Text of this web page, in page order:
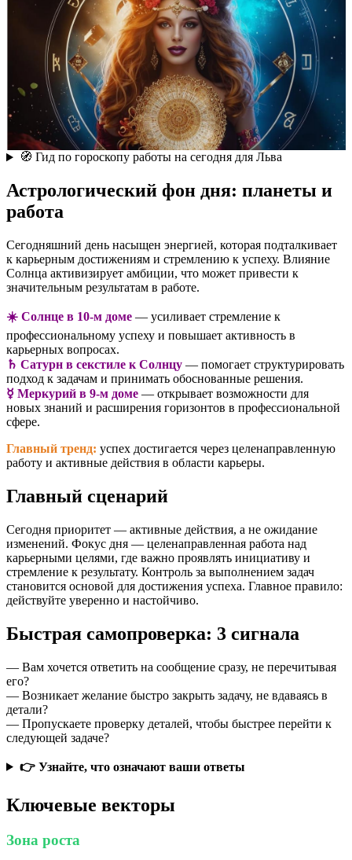
🧭 Гид по гороскопу работы на сегодня для Льва
Астрологический фон дня: планеты и
работа
Сегодняшний день насыщен энергией, которая подталкивает
к карьерным достижениям и стремлению к успеху. Влияние
Солнца активизирует амбиции, что может привести к
значительным результатам в работе.
☀️ Солнце в 10-м доме — усиливает стремление к
профессиональному успеху и повышает активность в
карьерных вопросах.
♄ Сатурн в секстиле к Солнцу — помогает структурировать
подход к задачам и принимать обоснованные решения.
☿️ Меркурий в 9-м доме — открывает возможности для
новых знаний и расширения горизонтов в профессиональной
сфере.
Главный тренд: успех достигается через целенаправленную
работу и активные действия в области карьеры.
Главный сценарий
Сегодня приоритет — активные действия, а не ожидание
изменений. Фокус дня — целенаправленная работа над
карьерными целями, где важно проявлять инициативу и
стремление к результату. Контроль за выполнением задач
становится основой для достижения успеха. Главное правило:
действуйте уверенно и настойчиво.
Быстрая самопроверка: 3 сигнала
— Вам хочется ответить на сообщение сразу, не перечитывая
его?
— Возникает желание быстро закрыть задачу, не вдаваясь в
детали?
— Пропускаете проверку деталей, чтобы быстрее перейти к
следующей задаче?
👉 Узнайте, что означают ваши ответы
Ключевые векторы
Зона роста